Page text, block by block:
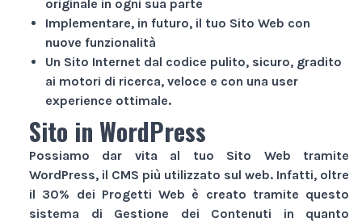
originale in ogni sua parte
Implementare, in futuro, il tuo Sito Web con
nuove funzionalità
Un Sito Internet dal codice pulito, sicuro, gradito
ai motori di ricerca, veloce e con una user
experience ottimale.
Sito in WordPress
Possiamo dar vita al tuo Sito Web tramite
WordPress, il CMS più utilizzato sul web. Infatti, oltre
il 30% dei Progetti Web è creato tramite questo
sistema di Gestione dei Contenuti in quanto